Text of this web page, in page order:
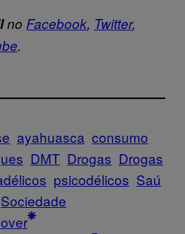
no Facebook, Twitter,
.
ayahuasca consumo
DMT Drogas Drogas
psicodélicos Saú
Sociedade